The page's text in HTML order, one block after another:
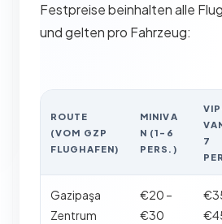
Festpreise beinhalten alle
und gelten pro Fahrzeug:
ROUTE
(VOM GZP
FLUGHAFEN)
MINIVA
N (1-6
PERS.)
7
Gazipaşa
Zentrum
€20 –
€30